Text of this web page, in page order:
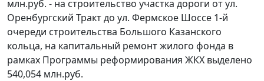
млн.руб. - на строительство участка дороги от ул.
Оренбургский Тракт до ул. Фермское Шоссе 1-й
очереди строительства Большого Казанского
кольца, на капитальный ремонт жилого фонда в
рамках Программы реформирования ЖКХ выделено
540,054 млн.руб.